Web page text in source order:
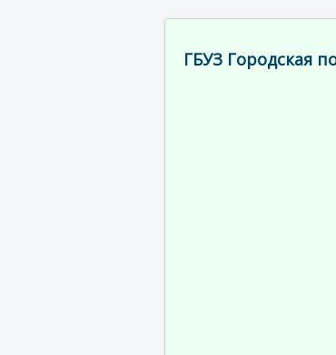
ГБУЗ Городская